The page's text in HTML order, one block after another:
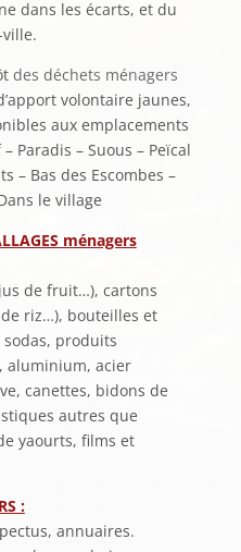
dans les écarts, et du
des déchets ménagers
volontaire jaunes,
aux emplacements
Paradis – Suous – Peïcal
– Bas des Escombes –
le village
ménagers
de fruit…), cartons
riz…), bouteilles et
produits
aluminium, acier
canettes, bidons de
autres que
yaourts, films et
:
annuaires.